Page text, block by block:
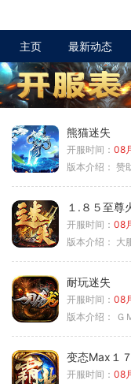
主页 最新动态
熊猫迷失
开服时间： 08
版本介绍： 赞
１.８５至尊
开服时间： 08
版本介绍： 大
耐玩迷失
开服时间： 08
版本介绍：
Ｇ
变态Max１
开服时间： 08